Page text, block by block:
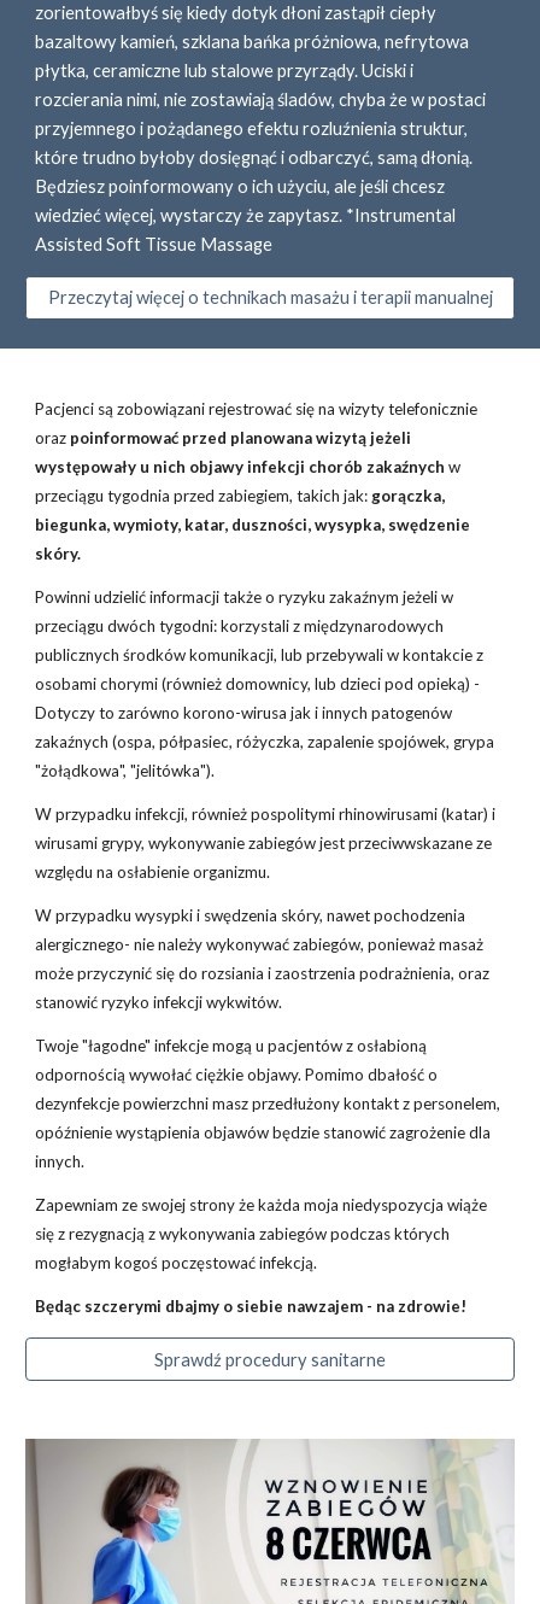
zorientowałbyś się kiedy dotyk dłoni zastąpił ciepły
bazaltowy kamień, szklana bańka próżniowa, nefrytowa
płytka, ceramiczne lub stalowe przyrządy. Uciski i
rozcierania nimi, nie zostawiają śladów, chyba że w postaci
przyjemnego i pożądanego efektu rozluźnienia struktur,
które trudno byłoby dosięgnąć i odbarczyć, samą dłonią.
Będziesz poinformowany o ich użyciu, ale jeśli chcesz
wiedzieć więcej, wystarczy że zapytasz. *Instrumental
Assisted Soft Tissue Massage
Przeczytaj więcej o technikach masażu i terapii manualnej
Pacjenci są zobowiązani rejestrować się na wizyty telefonicznie
oraz poinformować przed planowana wizytą jeżeli
występowały u nich objawy infekcji chorób zakaźnychw
przeciągu tygodnia przed zabiegiem, takich jak: gorączka,
biegunka, wymioty, katar, duszności, wysypka, swędzenie
skóry.
Powinni udzielić informacji także o ryzyku zakaźnym jeżeli w
przeciągu dwóch tygodni: korzystali z międzynarodowych
publicznych środków komunikacji, lub przebywali w kontakcie z
osobami chorymi (również domownicy, lub dzieci pod opieką) -
Dotyczy to zarówno korono-wirusa jak i innych patogenów
zakaźnych (ospa, półpasiec, różyczka, zapalenie spojówek, grypa
"żołądkowa", "jelitówka").
W przypadku infekcji, również pospolitymi rhinowirusami (katar) i
wirusami grypy, wykonywanie zabiegów jest przeciwwskazane ze
względu na osłabienie organizmu.
W przypadku wysypki i swędzenia skóry, nawet pochodzenia
alergicznego- nie należy wykonywać zabiegów, ponieważ masaż
może przyczynić się do rozsiania i zaostrzenia podrażnienia, oraz
stanowić ryzyko infekcji wykwitów.
Twoje "łagodne" infekcje mogą u pacjentów z osłabioną
odpornością wywołać ciężkie objawy. Pomimo dbałość o
dezynfekcje powierzchni masz przedłużony kontakt z personelem,
opóźnienie wystąpienia objawów będzie stanowić zagrożenie dla
innych.
Zapewniam ze swojej strony że każda moja niedyspozycja wiąże
się z rezygnacją z wykonywania zabiegów podczas których
mogłabym kogoś poczęstować infekcją.
Będąc szczerymi dbajmy o siebie nawzajem - na zdrowie!
Sprawdź procedury sanitarne